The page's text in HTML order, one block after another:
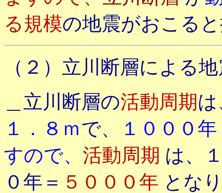
る規模の地震がおこる
（２）立川断層による
＿立川断層の活動周期
１．８ｍで、
１０００年
すので、 活動周期 は、
０年＝ ５０００年 とな